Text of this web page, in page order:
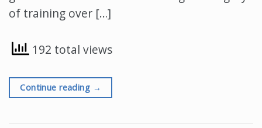
of training over […]
192 total views
Continue reading →